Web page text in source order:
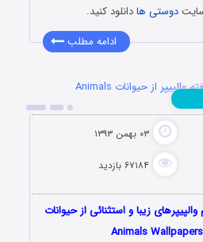
سایتدوستی هادانلود کنید.
ادامه مطلب
دانلود سری بیست و هفتم والپیپر از حیوانات Animals
۰۳ بهمن ۱۳۹۳
۶۷۱۸۴ بازدید
زیبا و استثنائی از حیوانات
Animals